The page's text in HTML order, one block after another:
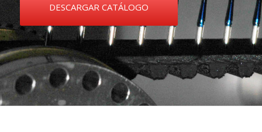
DESCARGAR CATÁLOGO